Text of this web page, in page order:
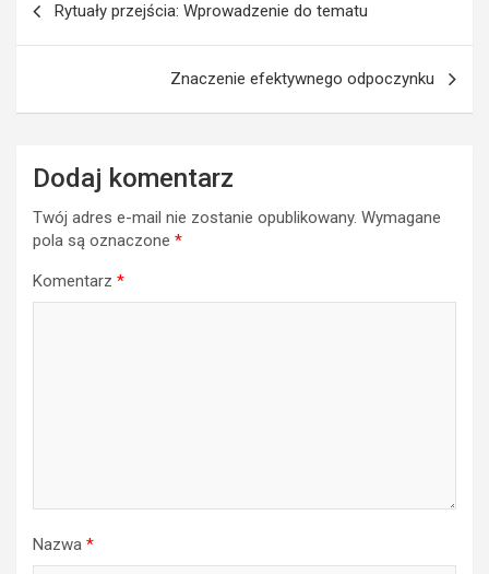
wpisu
Rytuały przejścia: Wprowadzenie do tematu
Znaczenie efektywnego odpoczynku
Dodaj komentarz
Twój adres e-mail nie zostanie opublikowany. Wymagane
pola są oznaczone *
Komentarz *
Nazwa *